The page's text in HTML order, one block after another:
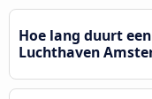
Hoe lang duurt
Luchthaven